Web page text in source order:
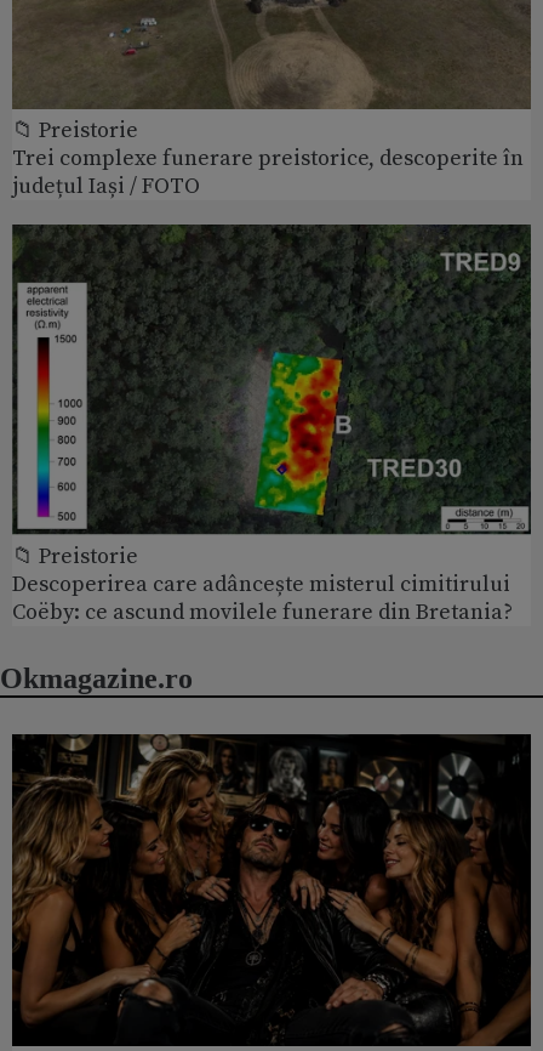
📁 Preistorie
Trei complexe funerare preistorice, descoperite în
județul Iași / FOTO
📁 Preistorie
Descoperirea care adâncește misterul cimitirului
Coëby: ce ascund movilele funerare din Bretania?
Okmagazine.ro